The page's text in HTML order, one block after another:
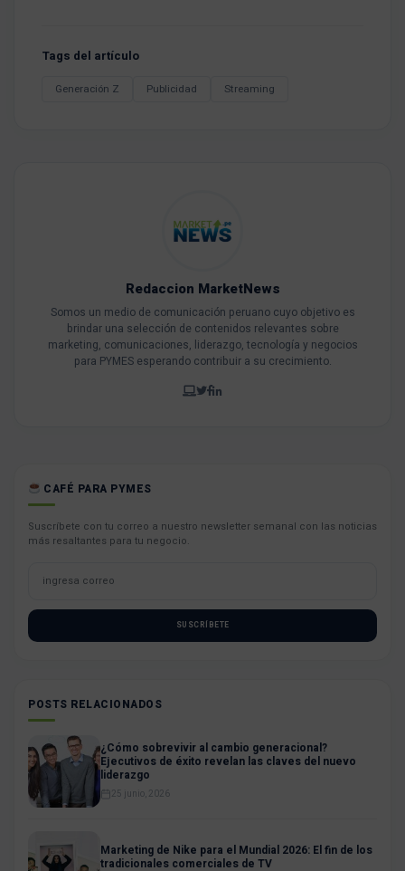
Tags del artículo
Generación Z Publicidad Streaming
Redaccion MarketNews
Somos un medio de comunicación peruano cuyo objetivo es
brindar una selección de contenidos relevantes sobre
marketing, comunicaciones, liderazgo, tecnología y negocios
para PYMES esperando contribuir a su crecimiento.
CAFÉ PARA PYMES
Suscríbete con tu correo a nuestro newsletter semanal con las noticias
más resaltantes para tu negocio.
SUSCRÍBETE
POSTS RELACIONADOS
¿Cómo sobrevivir al cambio generacional?
Ejecutivos de éxito revelan las claves del nuevo
liderazgo
25 junio, 2026
Marketing de Nike para el Mundial 2026: El fin de los
tradicionales comerciales de TV